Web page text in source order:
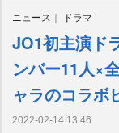
ニュース ドラマ
JO1初主演ド
ンバー11人×
ャラのコラボ
2022-02-14 13:46